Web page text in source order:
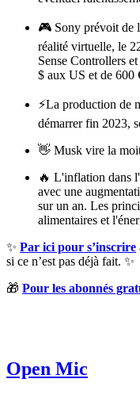
🎮 Sony prévoit de
réalité virtuelle, le
Sense Controllers
$ aux US et de 600
⚡️La production de
démarrer fin 2023,
👋 Musk vire la
🔥 L'inflation dans
avec une
sur un an. Les
alimentaires et
✨ Par ici pour s’inscrire
si ce n’est pas déjà fait. ✨
🎁 Pour les abonnés
Open Mic